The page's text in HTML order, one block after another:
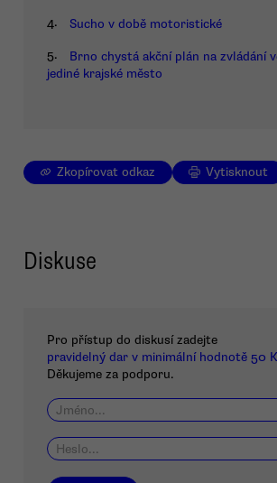
4. Sucho v době motoristické
5.
Brno chystá akční plán na zvládání
jediné krajské město
Zkopírovat odkaz Vytisknout
Diskuse
Pro přístup do diskusí zadejte
pravidelný dar v minimální hodnotě 50
Děkujeme za podporu.